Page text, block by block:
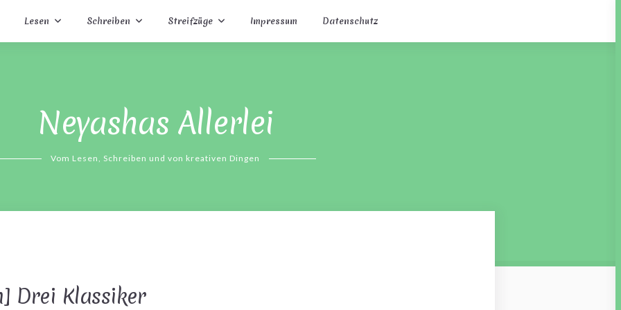
Neyashas Allerlei
Vom Lesen, Schreiben und von kreativen Dingen
Lesen Schreiben Streifzüge Impressum Datenschutz
Drei Klassiker